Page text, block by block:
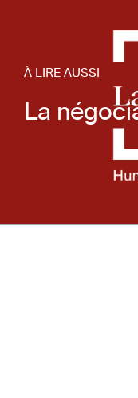
À LIRE AUSSI
La